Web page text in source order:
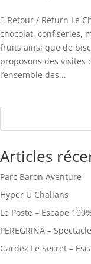
 Retour / Return Le
chocolat, confiseries,
fruits ainsi que de
proposons des
l’ensemble des...
Articles
Parc Baron Aventure
Hyper U Challans
Le Poste – Escape
PEREGRINA –
Gardez Le Secret –